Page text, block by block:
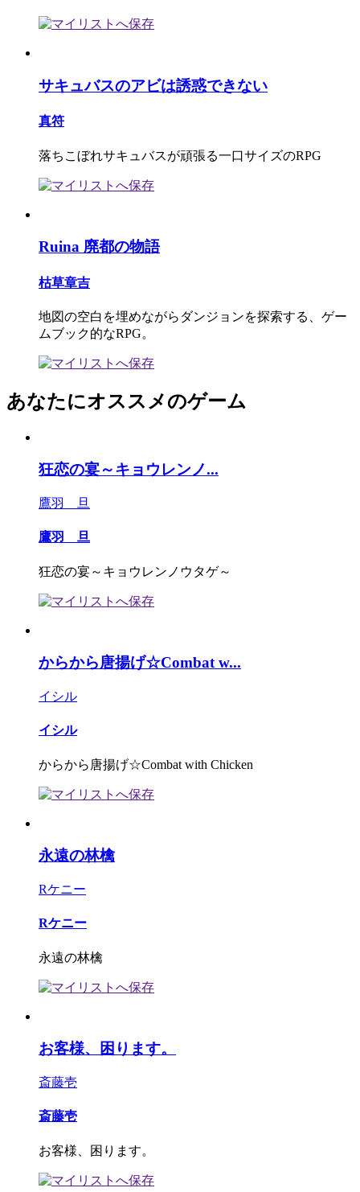
サキュバスのアビは誘惑できない
真符
落ちこぼれサキュバスが頑張る一口サイズのRPG
Ruina 廃都の物語
枯草章吉
地図の空白を埋めながらダンジョンを探索する、ゲー
ムブック的なRPG。
あなたにオススメのゲーム
狂恋の宴～キョウレンノ...
鷹羽 旦
鷹羽 旦
狂恋の宴～キョウレンノウタゲ～
からから唐揚げ☆Combat w...
イシル
イシル
からから唐揚げ☆Combat with Chicken
永遠の林檎
Rケニー
Rケニー
永遠の林檎
お客様、困ります。
斎藤壱
斎藤壱
お客様、困ります。